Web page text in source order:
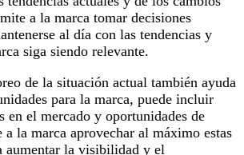
a la marca tomar decisiones
al día con las tendencias y
siga siendo relevante.
de la situación actual también ayuda
para la marca, puede incluir
en el mercado y oportunidades de
la marca aprovechar al máximo estas
aumentar la visibilidad y el